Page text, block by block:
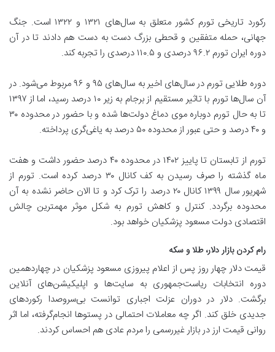
رکورد تاریخی تورم کشور متعلق به سال‌های ۱۳۲۱ و ۱۳۲۲ است. جنگ
جهانی، حمله متفقین و قحطی بزرگ دست به دست هم دادند تا در آن
دوره ایران تورم ۹۶.۲ درصدی و ۱۱۰.۵ درصدی را تجربه کند.
دوره طلایی تورم در سال‌های اخیر به سال‌های ۹۵ و ۹۶ مربوط می‌شود. در
آن سال‌ها تورم با تاثیر مستقیم از برجام به زیر ۱۰ درصد رسید، اما از ۱۳۹۷
تا به حال تورم دوباره موی دماغ دولت‌ها شده و با حضور در محدوده ۳۰
و ۴۰ درصد و حتی عبور از محدوده ۵۰ درصد به یاغی‌گری پرداخته.
تورم از تابستان تا پاییز ۱۴۰۲ در محدوده ۴۰ درصد حضور داشت و هفت
ماه گذشته را صرف رسیدن به کف کانال ۳۰ درصد کرده است. تورم از
شهریور سال ۱۳۹۹ کانال ۲۰ درصد را ترک کرد و تا الان حاضر نشده به آن
محدوده برگردد. کنترل و کاهش تورم به شکل موثر مهمترین چالش
اقتصادی دولت مسعود پزشکیان خواهد بود.
رام کردن بازار دلار، طلا و سکه
قیمت دلار چهار روز پس از اعلام پیروزی مسعود پزشکیان در چهاردهمین
دوره انتخابات ریاست‌جمهوری به سایت‌ها و اپلیکیشن‌های آنلاین
برگشت. دلار در دوران عزلت اجباری توانست بی‌سروصدا رکورد‌های
جدیدی خلق کند. اگر چه معاملات احتمالی در پستو‌ها انجام‌گرفته، اما اثر
روانی قیمت ارز در بازار غیررسمی را مردم عادی هم احساس کردند.